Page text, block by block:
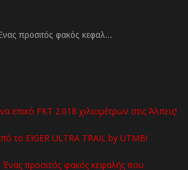
προσιτός φακός κεφαλ…